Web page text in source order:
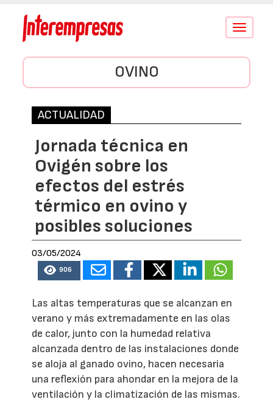
Conmutar
OVINO
ACTUALIDAD
Jornada técnica en
Ovigén sobre los
efectos del estrés
térmico en ovino y
posibles soluciones
03/05/2024
906
Las altas temperaturas que se alcanzan en
verano y más extremadamente en las olas
de calor, junto con la humedad relativa
alcanzada dentro de las instalaciones donde
se aloja al ganado ovino, hacen necesaria
una reflexión para ahondar en la mejora de la
ventilación y la climatización de las mismas.